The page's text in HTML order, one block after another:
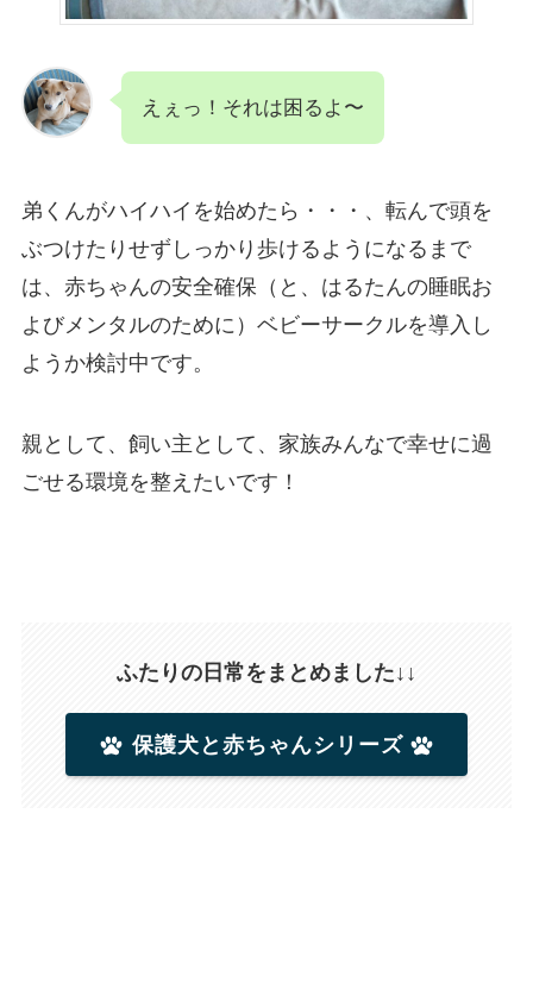
えぇっ！それは困るよ〜
弟くんがハイハイを始めたら・・・、転んで頭を
ぶつけたりせずしっかり歩けるようになるまで
は、赤ちゃんの安全確保（と、はるたんの睡眠お
よびメンタルのために）ベビーサークルを導入し
ようか検討中です。
親として、飼い主として、家族みんなで幸せに過
ごせる環境を整えたいです！
ふたりの日常をまとめました↓↓
保護犬と赤ちゃんシリーズ